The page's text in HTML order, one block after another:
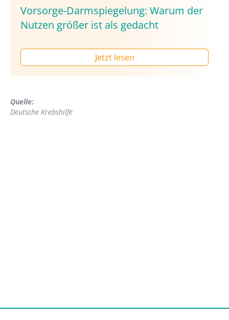
Vorsorge-Darmspiegelung: Warum der
Nutzen größer ist als gedacht
Jetzt lesen
Quelle:
Deutsche Krebshilfe